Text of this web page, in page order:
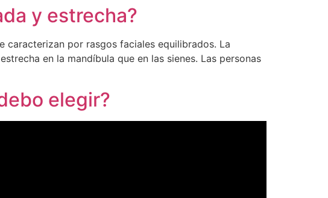
y estrecha?
caracterizan por rasgos faciales equilibrados. La
en la mandíbula que en las sienes. Las personas
elegir?